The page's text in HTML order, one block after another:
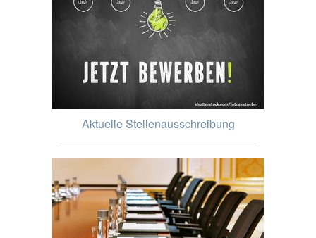
Aktuelle Stellenausschreibung